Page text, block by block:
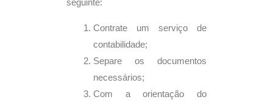
seguinte:
Contrate um serviço de
contabilidade;
Separe os documentos
necessários;
Com a orientação do